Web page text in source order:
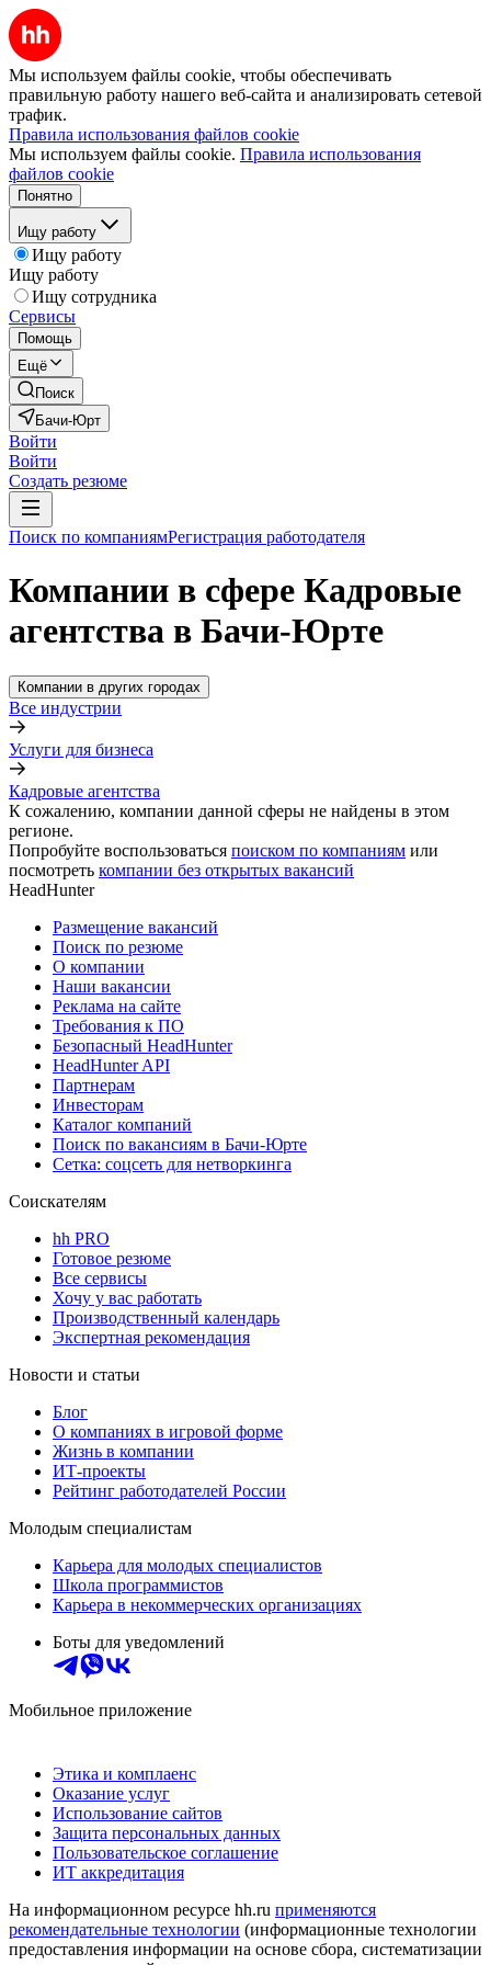
Мы используем файлы cookie, чтобы обеспечивать
правильную работу нашего веб-сайта и анализировать сетевой
трафик.
Правила использования файлов cookie
Мы используем файлы cookie. Правила использования
файлов cookie
Понятно
Ищу работу
Ищу работу
Ищу работу
Ищу сотрудника
Сервисы
Помощь
Ещё
Поиск
Бачи-Юрт
Войти
Войти
Создать резюме
Поиск по компаниямРегистрация работодателя
Компании в сфере Кадровые
агентства в Бачи-Юрте
Компании в других городах
Все индустрии
Услуги для бизнеса
Кадровые агентства
К сожалению, компании данной сферы не найдены в этом
регионе.
Попробуйте воспользоваться поиском по компаниям или
посмотреть компании без открытых вакансий
HeadHunter
Размещение вакансий
Поиск по резюме
О компании
Наши вакансии
Реклама на сайте
Требования к ПО
Безопасный HeadHunter
HeadHunter API
Партнерам
Инвесторам
Каталог компаний
Поиск по вакансиям в Бачи-Юрте
Сетка: соцсеть для нетворкинга
Соискателям
hh PRO
Готовое резюме
Все сервисы
Хочу у вас работать
Производственный календарь
Экспертная рекомендация
Новости и статьи
Блог
О компаниях в игровой форме
Жизнь в компании
ИТ-проекты
Рейтинг работодателей России
Молодым специалистам
Карьера для молодых специалистов
Школа программистов
Карьера в некоммерческих организациях
Боты для уведомлений
Мобильное приложение
Этика и комплаенс
Оказание услуг
Использование сайтов
Защита персональных данных
Пользовательское соглашение
ИТ аккредитация
На информационном ресурсе hh.ru применяются
рекомендательные технологии (информационные технологии
предоставления информации на основе сбора, систематизации